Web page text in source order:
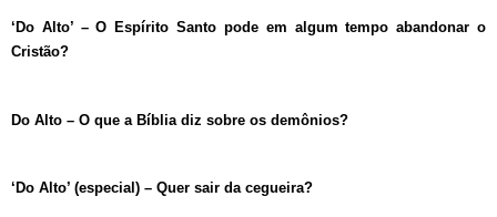
‘Do Alto’ – O Espírito Santo pode em algum tempo abandonar o
Cristão?
Do Alto – O que a Bíblia diz sobre os demônios?
‘Do Alto’ (especial) – Quer sair da cegueira?